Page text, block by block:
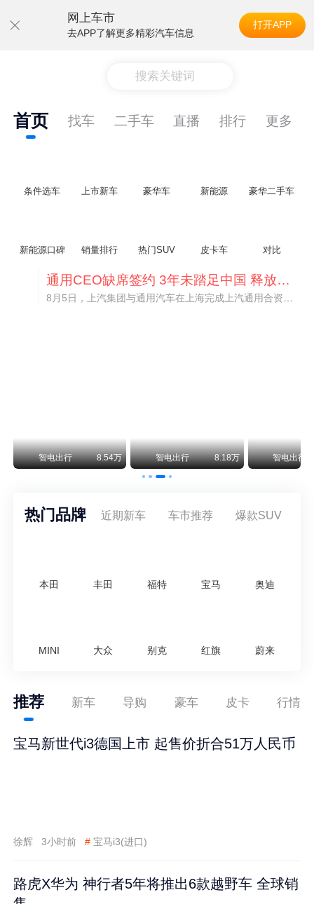
网上车市
去APP了解更多精彩汽车信息
打开APP
搜索关键词
首页 找车 二手车 直播 排行 更多
条件选车 上市新车 豪华车 新能源 豪华二手车
新能源口碑 销量排行 热门SUV 皮卡车 对比
通用CEO缺席签约 3年未踏足中国 释放反常信号
智电出行 8.54万 智电出行 8.18万 智电出行
热门品牌 近期新车 车市推荐 爆款SUV
本田 丰田 福特 宝马 奥迪
MINI 大众 别克 红旗 蔚来
推荐 新车 导购 豪车 皮卡 行情
宝马新世代i3德国上市 起售价折合51万人民币
徐辉 3小时前 # 宝马i3(进口)
路虎X华为 神行者5年将推出6款越野车 全球销